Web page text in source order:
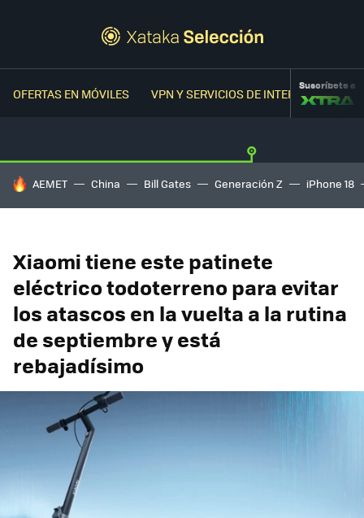
OFERTAS EN MÓVILES VPN Y SERVICIOS DE INTERNETSuscríbete a
HOY SE HABLA DE
AEMET China Bill Gates Generación Z iPhone 18
Xiaomi tiene este patinete
eléctrico todoterreno para evitar
los atascos en la vuelta a la rutina
de septiembre y está
rebajadísimo